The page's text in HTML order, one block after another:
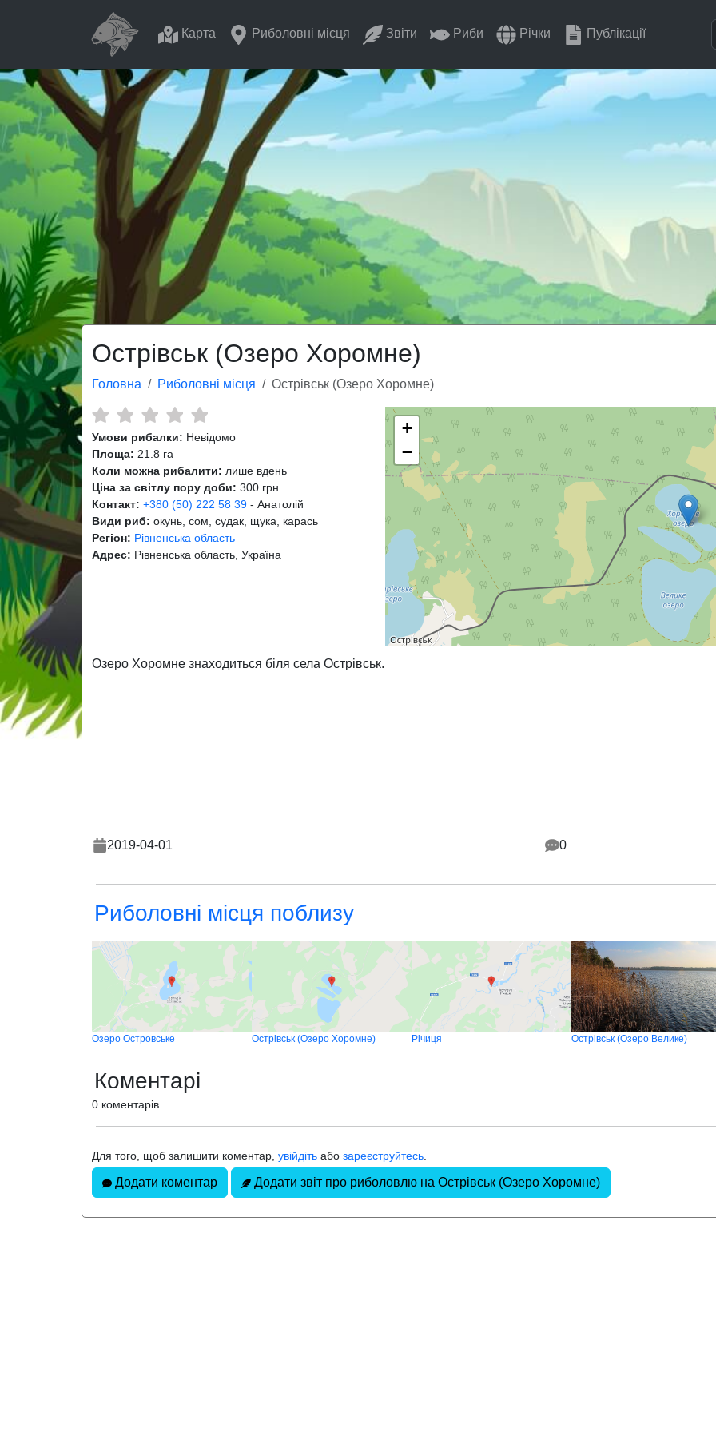
Карта Риболовні місця Звіти Риби Річки Публікації
Острівськ (Озеро Хоромне)
Головна Риболовні місця Острівськ (Озеро Хоромне)
Умови рибалки: Невідомо
Площа: 21.8 га
Коли можна рибалити: лише вдень
Ціна за світлу пору доби: 300 грн
Контакт: +380 (50) 222 58 39 - Анатолій
Види риб: окунь, сом, судак, щука, карась
Регіон: Рівненська область
Адрес: Рівненська область, Україна
+
−
Озеро Хоромне знаходиться біля села Острівськ.
2019-04-01 0
Риболовні місця поблизу
Озеро Островське Острівськ (Озеро Хоромне) Річиця Острівськ (Озеро Велике)
Коментарі
0 коментарів
Для того, щоб залишити коментар, увійдіть або зареєструйтесь
Додати коментар Додати звіт про риболовлю на Острівськ (Озеро Хоромне)